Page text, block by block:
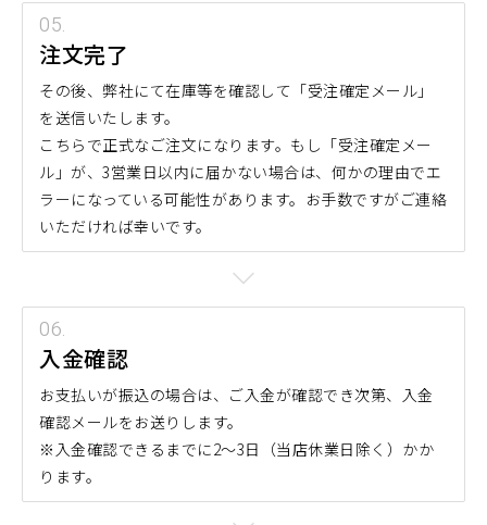
注文完了
その後、弊社にて在庫等を確認して「受注確定メール」
を送信いたします。
こちらで正式なご注文になります。もし「受注確定メー
ル」が、3営業日以内に届かない場合は、何かの理由でエ
ラーになっている可能性があります。お手数ですがご連絡
いただければ幸いです。
入金確認
お支払いが振込の場合は、ご入金が確認でき次第、入金
確認メールをお送りします。
※入金確認できるまでに2～3日（当店休業日除く）かか
ります。